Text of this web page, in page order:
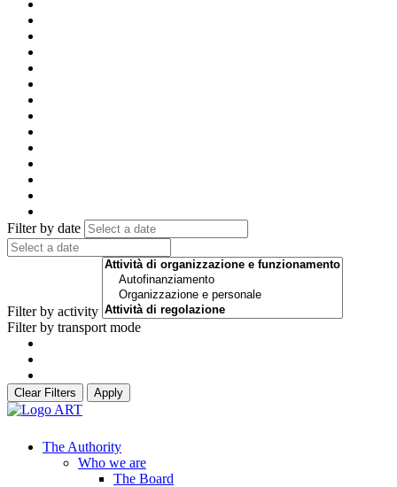
Filter by date
Filter by activity
Filter by transport mode
Clear Filters Apply
The Authority
Who we are
The Board